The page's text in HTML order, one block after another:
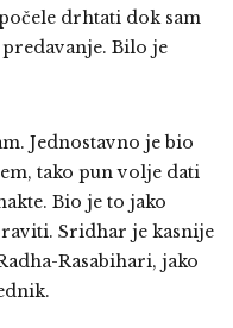
drhtati dok sam
Bilo je
Jednostavno je bio
tako pun volje dati
Bio je to jako
Sridhar je kasnije
Rasabihari, jako